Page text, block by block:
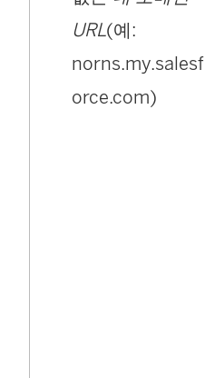
URL(예:
norns.my.salesf
orce.com)